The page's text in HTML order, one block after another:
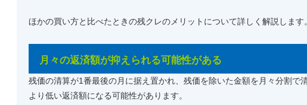
ほかの買い方と比べたときの残クレのメリットについて詳しく解説します。
月々の返済額が抑えられる可能性がある
残価の清算が1番最後の月に据え置かれ、残価を除いた金額を月々分割で
より低い返済額になる可能性があります。